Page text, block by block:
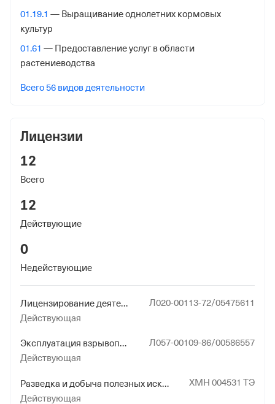
30 ноября 2012
Отделение Фонда Пенсионного и Социального
Страхования Российской Федерации по Ханты-
Мансийскому Автономному округу - Югре
Отделение Фонда Пенсионного и Социального
Страхования Российской Федерации по Ханты-
01.19.1 — Выращивание однолетних кормовых
культур
01.61 — Предоставление услуг в области
растениеводства
Всего 56 видов деятельности
Лицензии
12
Всего
12
Действующие
0
Недействующие
Лицензирование деятельности по сбору, транспортированию, обработке, утилизации, обезвреживанию, размещению отходов I - IV классов опасности (за исключением случаев, если сбор отходов I - IV классов опасности осуществляется не по месту их обработки, и (или) утилизации, и (или) обезвреживания, и (или) размещения)
Л020-00113-72/05475611
Действующая
Эксплуатация взрывопожароопасных и химически опасных производственных объектов I, II и III классов опасности
Л057-00109-86/00586557
Действующая
Разведка и добыча полезных ископаемых, в том числе использование отходов горнодобывающего и связанных с ним перерабатывающих производств
ХМН 004531 ТЭ
Действующая